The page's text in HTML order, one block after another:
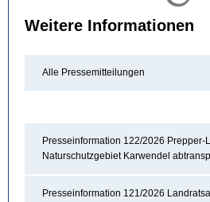
Weitere Informationen
Alle Pressemitteilungen
Presseinformation 122/2026 Prepper-
Naturschutzgebiet Karwendel
Presseinformation 121/2026